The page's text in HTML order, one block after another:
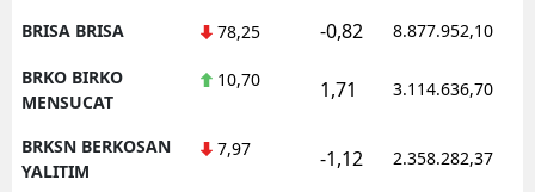
BRISA BRISA 78,25 -0,82 8.877.952,10
BRKO BIRKO
MENSUCAT
10,70 1,71 3.114.636,70
BRKSN BERKOSAN
YALITIM
7,97 -1,12 2.358.282,37